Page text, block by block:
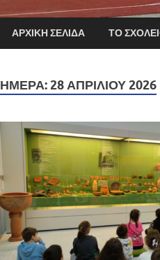
ΑΡΧΙΚΗ ΣΕΛΙΔΑ ΤΟ
ΗΜΈΡΑ:28 ΑΠΡΙΛΊΟΥ 2026